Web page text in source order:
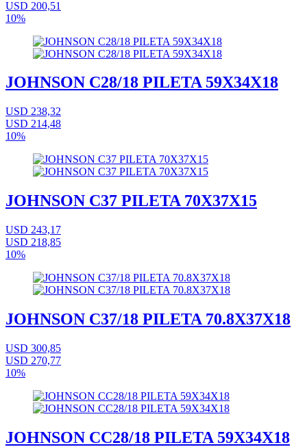
USD 200,51
10%
JOHNSON C28/18 PILETA 59X34X18
USD 238,32
USD 214,48
10%
JOHNSON C37 PILETA 70X37X15
USD 243,17
USD 218,85
10%
JOHNSON C37/18 PILETA 70.8X37X18
USD 300,85
USD 270,77
10%
JOHNSON CC28/18 PILETA 59X34X18